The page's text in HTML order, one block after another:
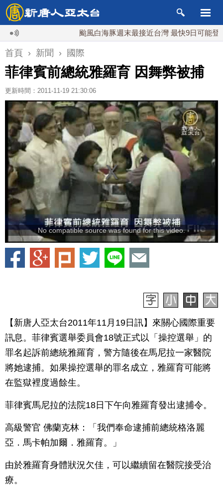
颱風白海豚週末最接近台灣 最快9日可能登陸中國
首頁 › 新聞 › 國際
菲律賓前總統雅羅育 因舞弊被捕
更新時間：2011-11-19 21:30:06
No compatible source was found for this video.
【新唐人亞太台2011年11月19日訊】來關心國際重要
訊息。菲律賓選舉委員會18號正式以「操控選舉」的
罪名起訴前總統雅羅育，警方隨後在馬尼拉一家醫院
將她逮捕。如果操控選舉的罪名成立，雅羅育可能將
在監獄裡度過餘生。
菲律賓馬尼拉的法院18日下午向雅羅育發出逮捕令。
高級警官 佛蘭克林：「我們奉命逮捕前總統格洛麗
亞．馬卡帕加爾．雅羅育。」
由於雅羅育身體狀況欠佳，可以繼續留在醫院接受治
療。